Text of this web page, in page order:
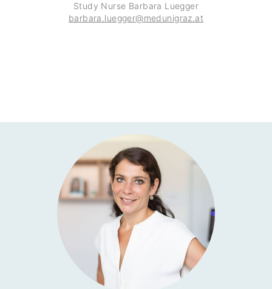
Study Nurse Barbara Luegger
barbara.luegger@medu­ni­graz.at